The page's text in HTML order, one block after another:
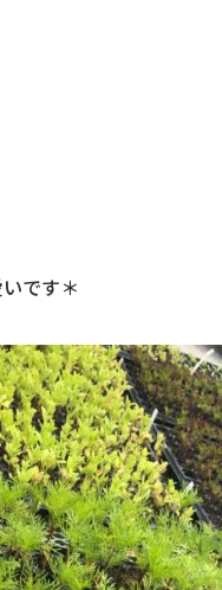
です＊